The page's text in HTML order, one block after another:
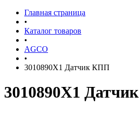
Главная страница
•
Каталог товаров
•
AGCO
•
3010890X1 Датчик КПП
3010890X1